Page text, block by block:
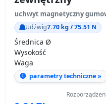
uchwyt magnetyczny
Udźwig7.70 kg / 75.51 N
Średnica Ø
Wysokość
Waga
parametry techniczne »